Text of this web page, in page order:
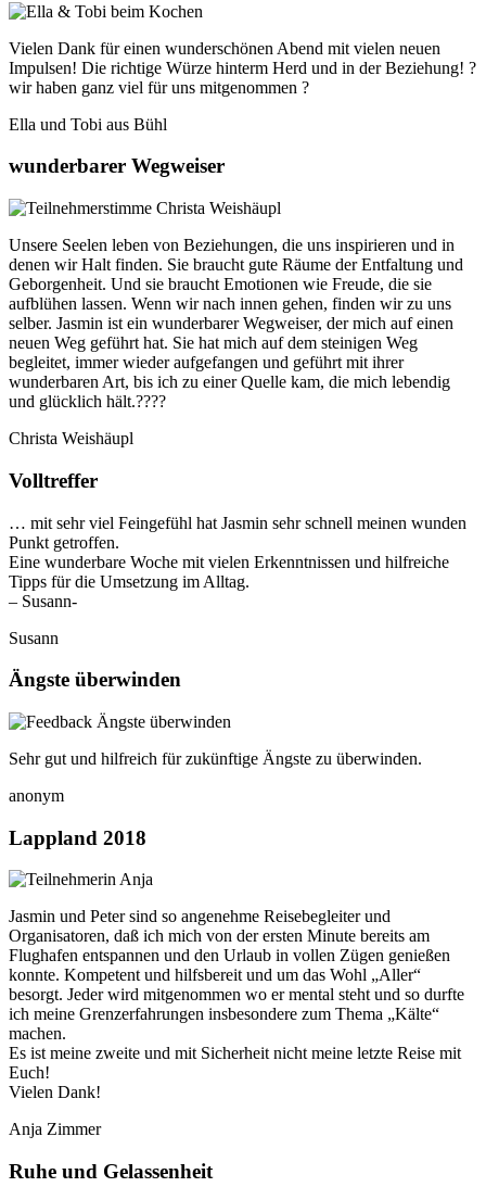
Vielen Dank für einen wunderschönen Abend mit vielen neuen
Impulsen! Die richtige Würze hinterm Herd und in der Beziehung! ?
wir haben ganz viel für uns mitgenommen ?
Ella und Tobi aus Bühl
wunderbarer Wegweiser
Unsere Seelen leben von Beziehungen, die uns inspirieren und in
denen wir Halt finden. Sie braucht gute Räume der Entfaltung und
Geborgenheit. Und sie braucht Emotionen wie Freude, die sie
aufblühen lassen. Wenn wir nach innen gehen, finden wir zu uns
selber. Jasmin ist ein wunderbarer Wegweiser, der mich auf einen
neuen Weg geführt hat. Sie hat mich auf dem steinigen Weg
begleitet, immer wieder aufgefangen und geführt mit ihrer
wunderbaren Art, bis ich zu einer Quelle kam, die mich lebendig
und glücklich hält.????
Christa Weishäupl
Volltreffer
… mit sehr viel Feingefühl hat Jasmin sehr schnell meinen wunden
Punkt getroffen.
Eine wunderbare Woche mit vielen Erkenntnissen und hilfreiche
Tipps für die Umsetzung im Alltag.
– Susann-
Susann
Ängste überwinden
Sehr gut und hilfreich für zukünftige Ängste zu überwinden.
anonym
Lappland 2018
Jasmin und Peter sind so angenehme Reisebegleiter und
Organisatoren, daß ich mich von der ersten Minute bereits am
Flughafen entspannen und den Urlaub in vollen Zügen genießen
konnte. Kompetent und hilfsbereit und um das Wohl „Aller“
besorgt. Jeder wird mitgenommen wo er mental steht und so durfte
ich meine Grenzerfahrungen insbesondere zum Thema „Kälte“
machen.
Es ist meine zweite und mit Sicherheit nicht meine letzte Reise mit
Euch!
Vielen Dank!
Anja Zimmer
Ruhe und Gelassenheit